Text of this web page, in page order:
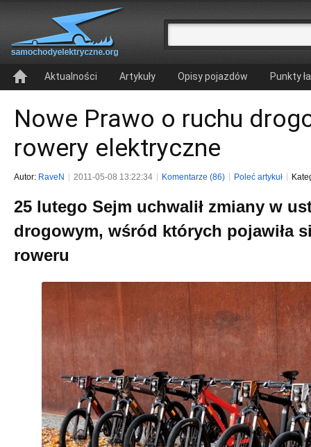
Aktualności Artykuły Opisy pojazdów Punkty
Nowe Prawo o ruchu
rowery elektryczne
Autor: RaveN 2011-05-08 13:22:34 Komentarze (86) Poleć artykuł
25 lutego Sejm uchwalił zmiany w
drogowym, wśród których pojawiła
roweru